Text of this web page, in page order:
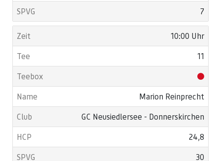
7
10:00 Uhr
11
Marion Reinprecht
GC Neusiedlersee - Donnerskirchen
24,8
30